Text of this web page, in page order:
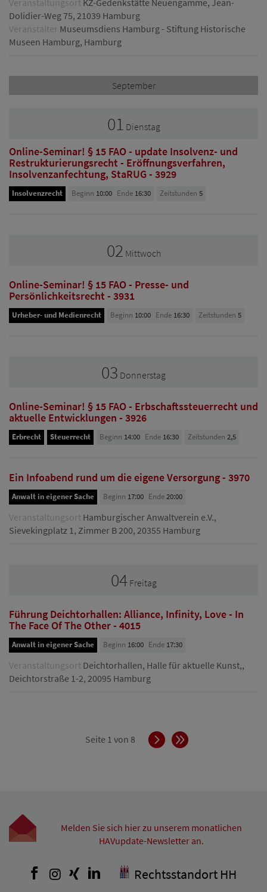
Veranstaltungsort KZ-Gedenkstätte Neuengamme, Jean-
Dolidier-Weg 75, 21039 Hamburg
Veranstalter Museumsdiens Hamburg - Stiftung Historische
Museen Hamburg, Hamburg
September
01 Dienstag
Online-Seminar! § 15 FAO - update Insolvenz- und
Restrukturierungsrecht - Eröffnungsverfahren,
Insolvenzanfechtung, StaRUG - 3929
Insolvenzrecht Beginn 10:00 Ende 16:30 Zeitstunden 5
02 Mittwoch
Online-Seminar! § 15 FAO - Presse- und
Persönlichkeitsrecht - 3931
Urheber- und Medienrecht Beginn 10:00 Ende 16:30 Zeitstunden 5
03 Donnerstag
Online-Seminar! § 15 FAO - Erbschaftssteuerrecht und
aktuelle Entwicklungen - 3926
Erbrecht Steuerrecht Beginn 14:00 Ende 16:30 Zeitstunden 2,5
Ein Infoabend rund um die eigene Versorgung - 3970
Anwalt in eigener Sache Beginn 17:00 Ende20:00
Veranstaltungsort Hamburgischer Anwaltverein e.V.,
Sievekingplatz 1, Zimmer B 200, 20355 Hamburg
04 Freitag
Führung Deichtorhallen: Alliance, Infinity, Love - In
The Face Of The Other - 4015
Anwalt in eigener Sache Beginn 16:00 Ende 17:30
Veranstaltungsort Deichtorhallen, Halle für aktuelle Kunst,,
Deichtorstraße 1-2, 20095 Hamburg
Seite 1 von 8 VorwärtsEnde
Melden Sie sich hier zu unserem monatlichen
HAVupdate-Newsletter an.
Facebook
Instagram
XingLinkedInRechtsstandort HH